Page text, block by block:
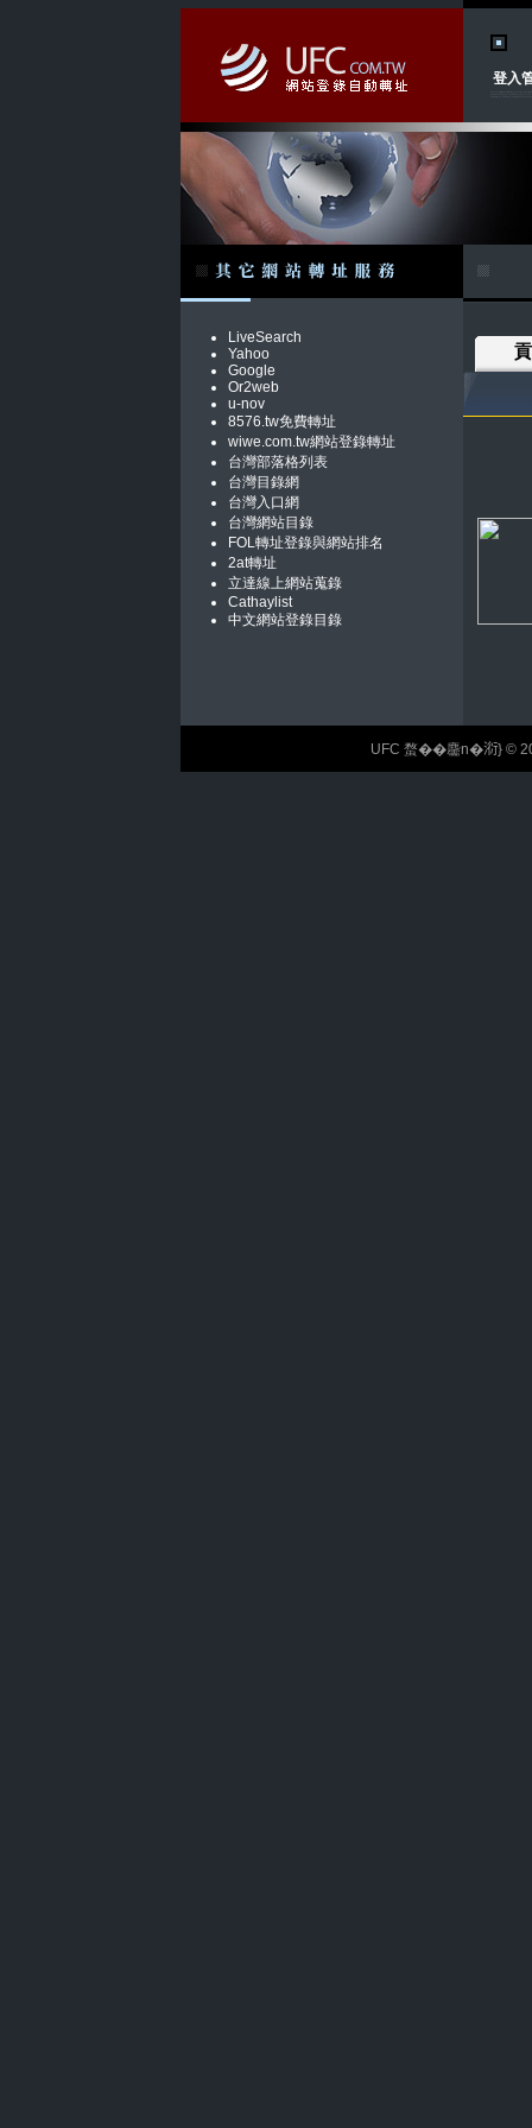
登入
LiveSearch
Yahoo
Google
Or2web
u-nov
8576.tw免費轉址
wiwe.com.tw網站登錄轉址
台灣部落格列表
台灣目錄網
台灣入口網
台灣網站目錄
FOL轉址登錄與網站排名
2at轉址
立達線上網站蒐錄
Cathaylist
中文網站登錄目錄
UFC 蝥��麢n�𣶹} ©